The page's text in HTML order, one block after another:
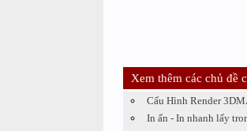
Xem thêm các chủ đề
Cấu Hình Render
In ấn - In nhanh lấy